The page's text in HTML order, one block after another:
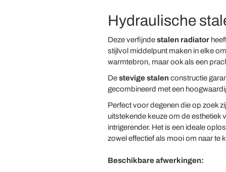
Hydraulische
Deze verfijndestalen radiator
stijlvol middelpunt maken in elke
warmtebron, maar ook als een
Destevige stalen constructie
gecombineerd met een
Perfect voor degenen die op zoek
uitstekende keuze om de esthetiek
intrigerender. Het is een ideale
zowel effectief als mooi om naar te
Beschikbare afwerkingen: